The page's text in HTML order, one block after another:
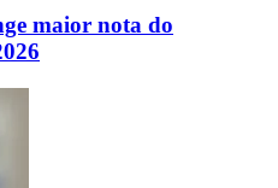
maior nota do